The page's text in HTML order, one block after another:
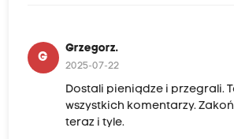
G
Grzegorz.
2025-07-22
Dostali pieniądze i przegrali.
wszystkich komentarzy.
teraz i tyle.